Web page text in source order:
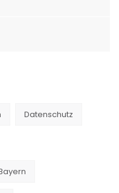
Datenschutz